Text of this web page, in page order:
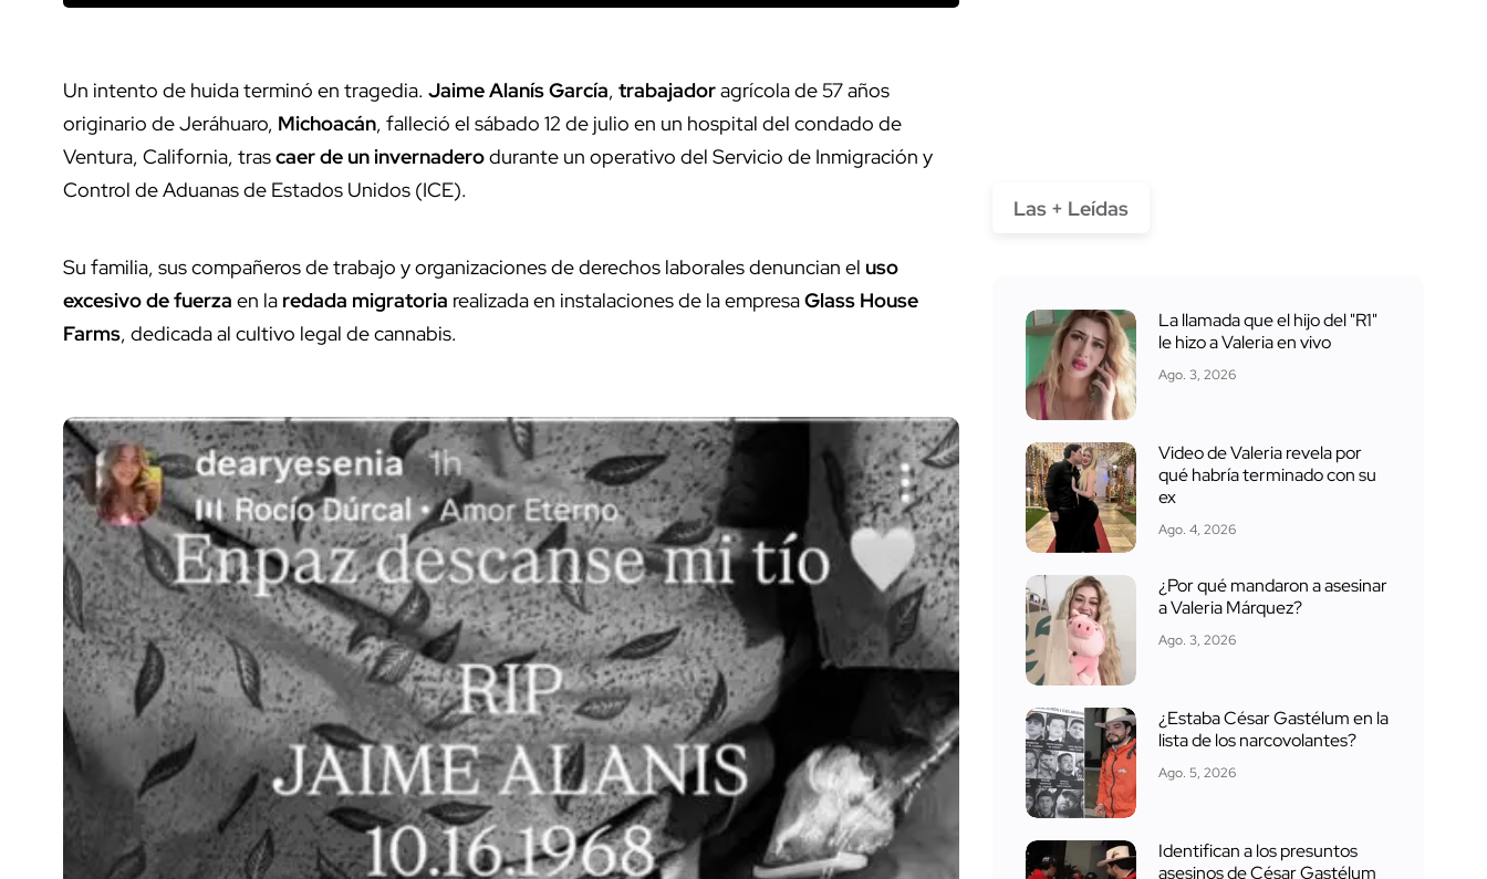
Un intento de huida terminó en tragedia. Jaime Alanís García, trabajadoragrícola de 57 años
originario de Jeráhuaro, Michoacán, falleció el sábado 12 de julio en un hospital del condado de
Ventura, California, trascaer de un invernaderodurante un operativo del Servicio de Inmigración y
Control de Aduanas de Estados Unidos (ICE).
Su familia, sus compañeros de trabajo y organizaciones de derechos laborales denuncian el uso
excesivo de fuerza en la redada migratoria realizada en instalaciones de la empresaGlass House
Farms, dedicada al cultivo legal de cannabis.
Las + Leídas
La llamada que el hijo del "R1"
le hizo a Valeria en vivo
Ago. 3, 2026
Video de Valeria revela por
qué habría terminado con su
ex
Ago. 4, 2026
¿Por qué mandaron a asesinar
a Valeria Márquez?
Ago. 3, 2026
¿Estaba César Gastélum en la
lista de los narcovolantes?
Ago. 5, 2026
Identifican a los presuntos
asesinos de César Gastélum